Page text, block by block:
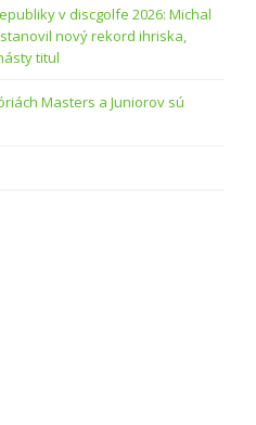
v discgolfe 2026: Michal
nový rekord ihriska,
titul
Masters a Juniorov sú